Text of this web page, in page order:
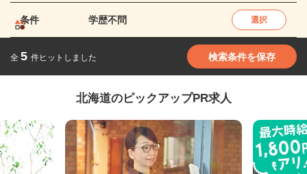
条件 学歴不問 選択
全 5 件ヒットしました 検索条件を保存
北海道のピックアップPR求人